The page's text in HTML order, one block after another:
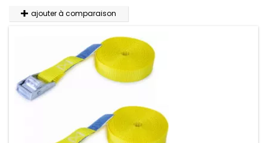
ajouter à comparaison